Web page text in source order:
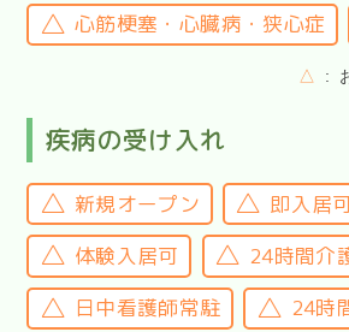
心筋梗塞・心臓病・狭心症
△
疾病の受け入れ
新規オープン
即入居
体験入居可
24時間介
日中看護師常駐
24時